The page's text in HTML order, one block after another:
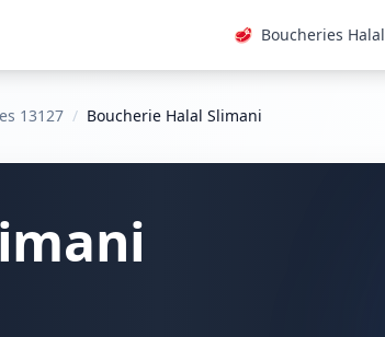
🥩 Boucheries Halal
13127 / Boucherie Halal Slimani